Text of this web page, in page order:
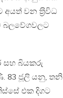
වන ත‍්‍රිවිධ
බලවේගවලට
සහ බියකරු
83 ජූලි යනු, තනි
එක දිගට